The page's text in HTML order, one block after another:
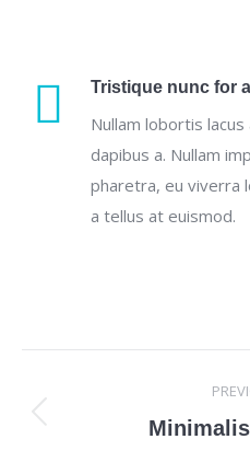
Tristique nunc for
Nullam lobortis
dapibus a. Nullam
pharetra, eu viverra
a tellus at euismod.
navigation